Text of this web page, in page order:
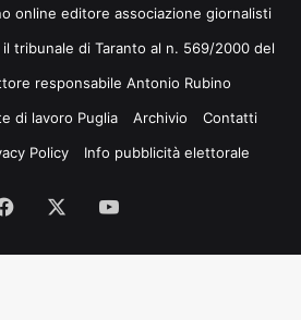
online editore associazione giornalisti
tribunale di Taranto al n. 569/2000 del
responsabile Antonio Rubino
di lavoro Puglia Archivio
Contatti
Policy Info pubblicità elettorale
Facebook
Tube